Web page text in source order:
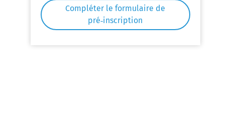
Compléter le formulaire de
pré‑inscription